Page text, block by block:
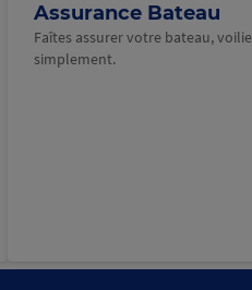
Assurance Bateau
Faîtes assurer votre bateau,
simplement.